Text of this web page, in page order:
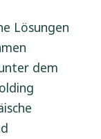
Lösungen
dem